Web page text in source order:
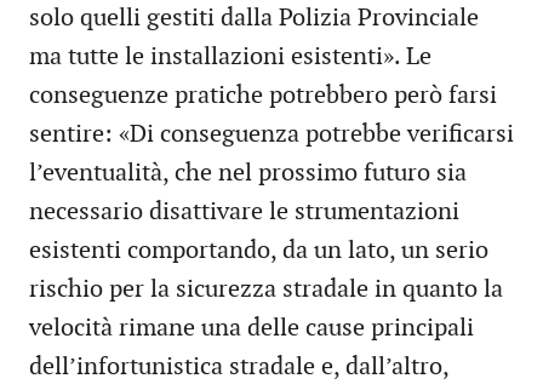
solo quelli gestiti dalla Polizia Provinciale
ma tutte le installazioni esistenti». Le
conseguenze pratiche potrebbero però farsi
sentire: «Di conseguenza potrebbe verificarsi
l’eventualità, che nel prossimo futuro sia
necessario disattivare le strumentazioni
esistenti comportando, da un lato, un serio
rischio per la sicurezza stradale in quanto la
velocità rimane una delle cause principali
dell’infortunistica stradale e, dall’altro,